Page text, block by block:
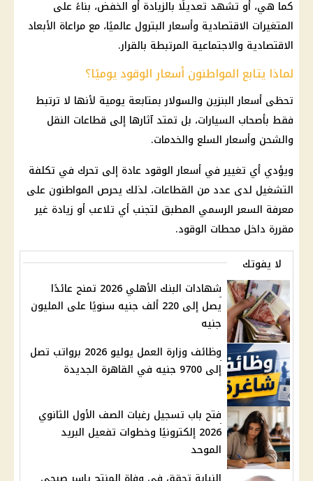
كما هي، أو تشهد تعديلًا بالزيادة أو الخفض، بناءً على
المتغيرات الاقتصادية وأسعار البترول عالميًا، مع مراعاة الأبعاد
الاقتصادية والاجتماعية المرتبطة بالقرار.
لماذا يتابع المواطنون أسعار الوقود يوميًا؟
تحظى أسعار البنزين والسولاربمتابعة يومية لأنها لا ترتبط
فقط بأصحاب السيارات، بل تمتد آثارها إلى قطاعات النقل
والشحن وأسعار السلع والخدمات.
ويؤدي أي تغيير في أسعار الوقود عادة إلى تحرك في تكلفة
التشغيل لدى عدد من القطاعات، لذلك يحرص المواطنون على
معرفة السعر الرسمي المطبق لتجنب أي تلاعب أو زيادة غير
مقررة داخل محطات الوقود.
لا يفوتك
شهادات البنك الأهلي 2026 تمنح عائدًا
يصل إلى 220 ألف جنيه سنويًا على المليون
جنيه
وظائف وزارة العمل يوليو 2026 برواتب تصل
إلى 9700 جنيه في القاهرة الجديدة
فتح باب تسجيل رغبات الصف الأول الثانوي
2026 إلكترونيًا وخطوات تفعيل البريد
الموحد